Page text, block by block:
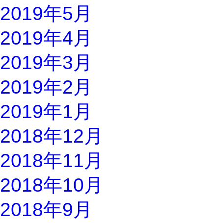
2019年5月
2019年4月
2019年3月
2019年2月
2019年1月
2018年12月
2018年11月
2018年10月
2018年9月